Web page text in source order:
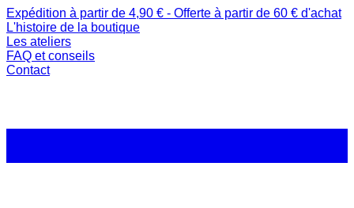
Expédition à partir de 4,90 € - Offerte à partir de 60 € d'achat
L'histoire de la boutique
Les ateliers
FAQ et conseils
Contact